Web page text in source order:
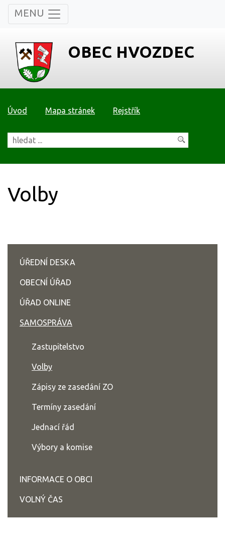
MENU
OBEC HVOZDEC
Úvod Mapa stránek Rejstřík
Volby
ÚŘEDNÍ DESKA
OBECNÍ ÚŘAD
ÚŘAD ONLINE
SAMOSPRÁVA
Zastupitelstvo
Volby
Zápisy ze zasedání ZO
Termíny zasedání
Jednací řád
Výbory a komise
INFORMACE O OBCI
VOLNÝ ČAS